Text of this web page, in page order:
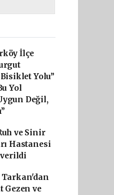
İlçe
Yolu”
Yol
Değil,
ve Sinir
Hastanesi
Tarkan'dan
Gezen ve